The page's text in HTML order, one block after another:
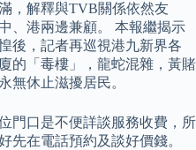
，解釋與TVB關係依然友
、港兩邊兼顧。 本報繼揭示
後，記者再巡視港九新界各
的「毒樓」，龍蛇混雜，黃賭
無休止滋擾居民。
門口是不便詳談服務收費，所
先在電話預約及談好價錢。